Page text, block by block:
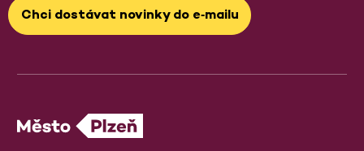
Chci dostávat novinky do e‑mailu